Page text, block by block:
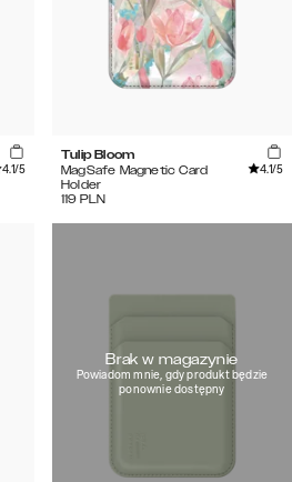
4.1/5
Tulip Bloom
MagSafe Magnetic Card
Holder
4.1/5
119 PLN
Brak w magazynie
Powiadom mnie, gdy produkt będzie
ponownie dostępny